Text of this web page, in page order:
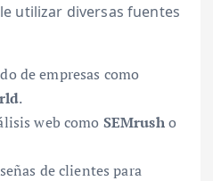
utilizar diversas fuentes
de empresas como
.
web como SEMrusho
de clientes para